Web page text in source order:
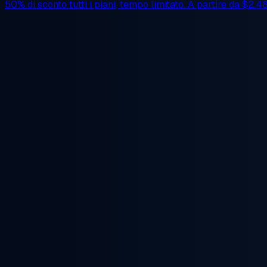
50% di sconto tutti i piani, tempo limitato. A partire da